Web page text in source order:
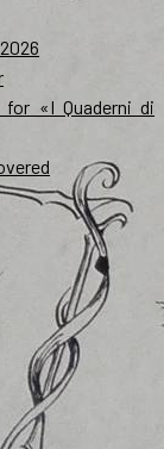
«I Quaderni di